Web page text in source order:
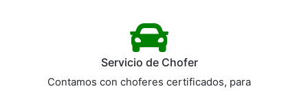
Servicio de Chofer
Contamos con choferes certificados, para